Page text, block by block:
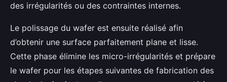
des irrégularités ou des contraintes internes.
Le polissage du wafer est ensuite réalisé afin
d’obtenir une surface parfaitement plane et lisse.
Cette phase élimine les micro-irrégularités et prépare
le wafer pour les étapes suivantes de fabrication des